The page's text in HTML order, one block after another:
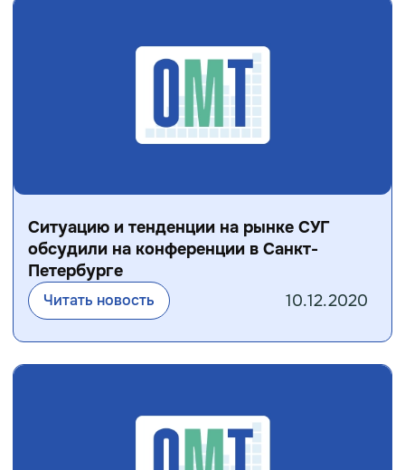
Ситуацию и тенденции на рынке СУГ
обсудили на конференции в Санкт-
Петербурге
Читать новость 10.12.2020